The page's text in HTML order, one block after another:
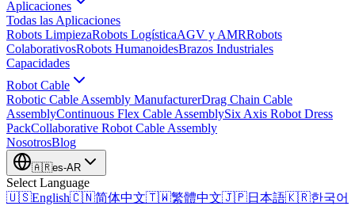
Aplicaciones
Todas las Aplicaciones
Robots LimpiezaRobots LogísticaAGV y AMRRobots
ColaborativosRobots HumanoidesBrazos Industriales
Capacidades
Robot Cable
Robotic Cable Assembly ManufacturerDrag Chain Cable
AssemblyContinuous Flex Cable AssemblySix Axis Robot Dress
PackCollaborative Robot Cable Assembly
NosotrosBlog
🇦🇷es-AR
Select Language
🇺🇸English🇨🇳简体中文🇹🇼繁體中文🇯🇵日本語🇰🇷한국어